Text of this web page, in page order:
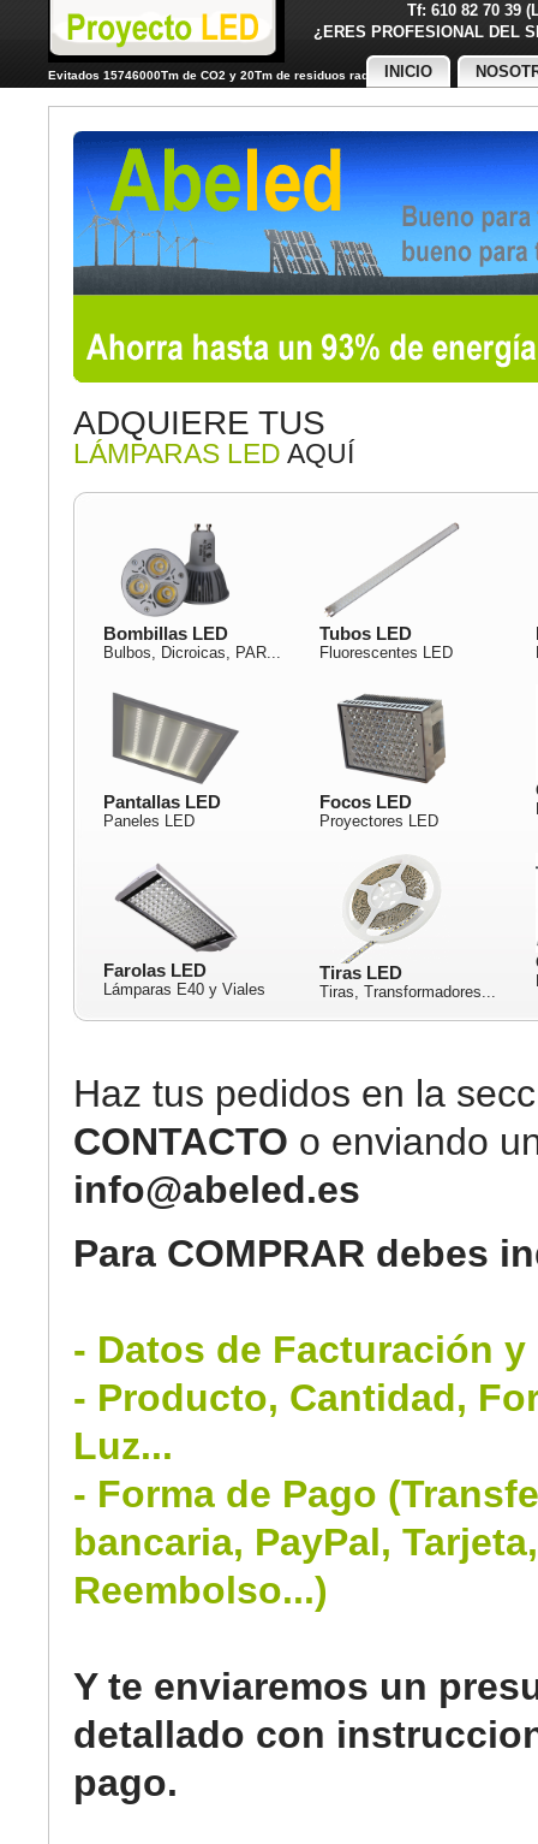
Tf: 610 82 70 39
¿ERES PROFESIONAL
Evitados 15746000Tm de CO2 y 20Tm de residuos radiactivos
INICIO
ADQUIERE TUS
LÁMPARAS LED AQUÍ
Bombillas LED
Bulbos, Dicroicas, PAR...
Tubos LED
Fluorescentes LED
Pantallas LED
Paneles LED
Focos LED
Proyectores LED
Farolas LED
Lámparas E40 y Viales
Tiras LED
Tiras, Transformadores...
Haz tus pedidos en la
CONTACTO o enviando
info@abeled.es
Para COMPRAR debes
- Datos de Facturación y
- Producto, Cantidad,
Luz...
- Forma de Pago
bancaria, PayPal,
Reembolso...)
Y te enviaremos un
detallado con
pago.